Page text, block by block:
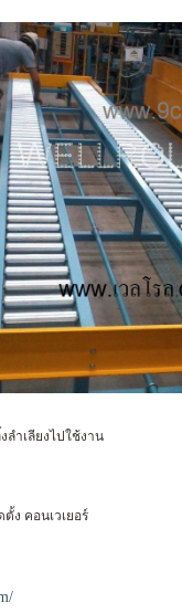
ำเลียงไปใช้งาน
ง คอนเวเยอร์